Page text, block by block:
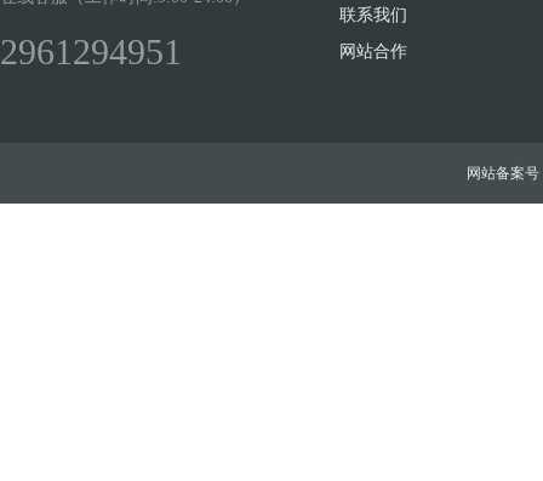
ow
2961294951
联系我们
网站合作
网站备案号